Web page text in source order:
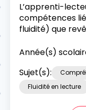
L’apprenti-
compétences
fluidité) que
Année(s)
Sujet(s):
Fluidité en lecture